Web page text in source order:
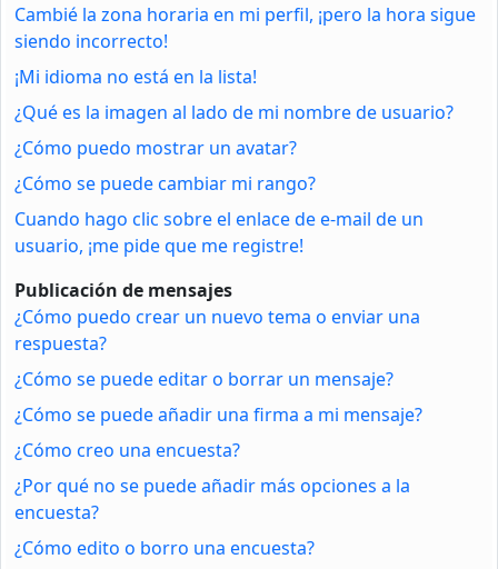
Cambié la zona horaria en mi perfil, ¡pero la hora sigue
siendo incorrecto!
¡Mi idioma no está en la lista!
¿Qué es la imagen al lado de mi nombre de usuario?
¿Cómo puedo mostrar un avatar?
¿Cómo se puede cambiar mi rango?
Cuando hago clic sobre el enlace de e-mail de un
usuario, ¡me pide que me registre!
Publicación de mensajes
¿Cómo puedo crear un nuevo tema o enviar una
respuesta?
¿Cómo se puede editar o borrar un mensaje?
¿Cómo se puede añadir una firma a mi mensaje?
¿Cómo creo una encuesta?
¿Por qué no se puede añadir más opciones a la
encuesta?
¿Cómo edito o borro una encuesta?